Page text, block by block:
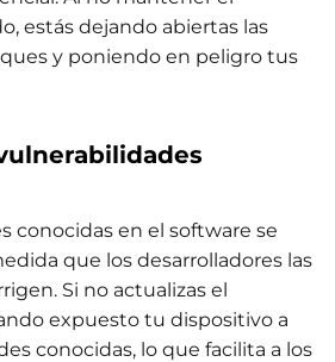
estás dejando abiertas las
y poniendo en peligro tus
conocidas en el software se
que los desarrolladores las
Si no actualizas el
expuesto tu dispositivo a
conocidas, lo que facilita a los